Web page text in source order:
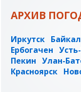
АРХИВ
Иркутск
Ербогачен
Пекин Улан-
Красноярск